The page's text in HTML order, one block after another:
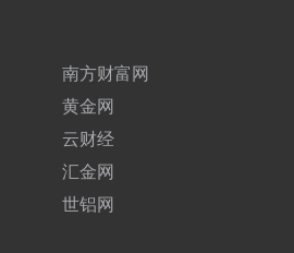
南方财富网
黄金网
云财经
汇金网
世铝网